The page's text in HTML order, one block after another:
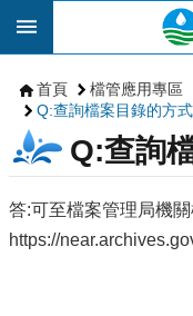
跳到主要內容區塊
首頁 檔管應用專區
Q:查詢檔案目錄的方
Q:查詢
答:可至檔案管理局機
https://